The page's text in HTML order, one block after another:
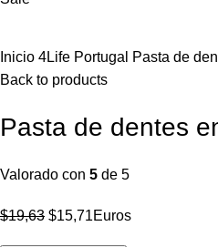
Inicio 4Life Portugal
Pasta de
Back to products
Pasta de dentes
Valorado con 5 de 5
$19,63 El
$15,71El
Euros